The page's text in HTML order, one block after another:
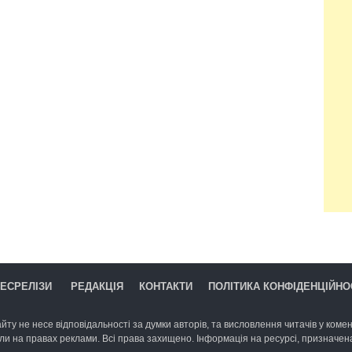
РЕДАКЦІЯ КОНТАКТИ ПОЛІТИКА
не несе відповідальності за думки авторів, та висловлення читачів у
на правах реклами. Всі права захищено. Інформація на ресурсі,